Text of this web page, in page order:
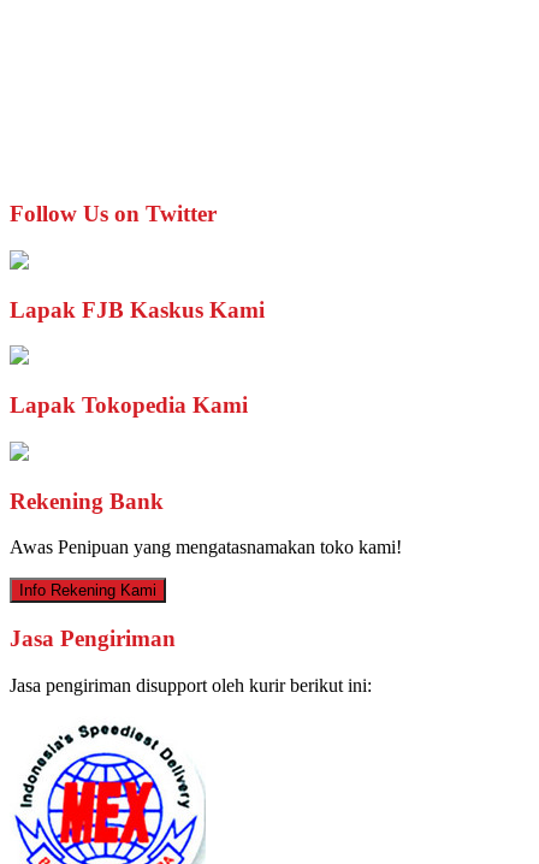
Follow Us on Twitter
Lapak FJB Kaskus Kami
Lapak Tokopedia Kami
Rekening Bank
Awas Penipuan yang mengatasnamakan toko kami!
Info Rekening Kami
Jasa Pengiriman
Jasa pengiriman disupport oleh kurir berikut ini: